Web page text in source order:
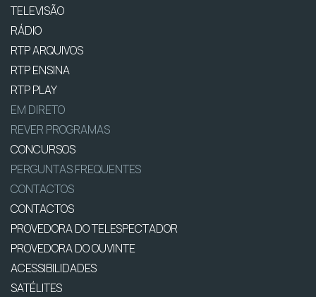
TELEVISÃO
RÁDIO
RTP ARQUIVOS
RTP ENSINA
RTP PLAY
EM DIRETO
REVER PROGRAMAS
CONCURSOS
PERGUNTAS FREQUENTES
CONTACTOS
CONTACTOS
PROVEDORA DO TELESPECTADOR
PROVEDORA DO OUVINTE
ACESSIBILIDADES
SATÉLITES